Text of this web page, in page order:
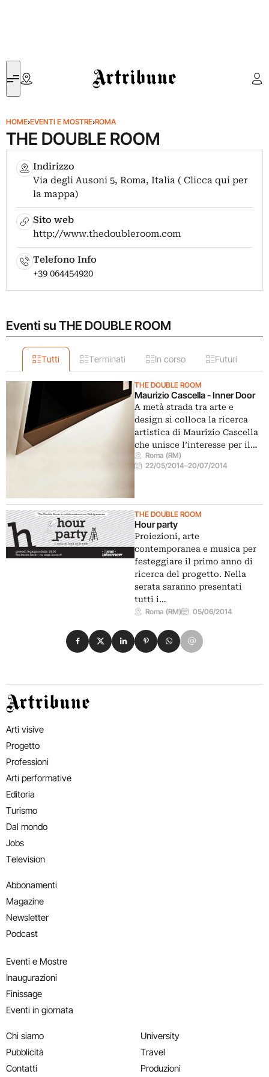
Artribune
HOME›EVENTI E MOSTRE›ROMA
THE DOUBLE ROOM
Indirizzo
Via degli Ausoni 5, Roma, Italia ( Clicca qui per
la mappa)
Sito web
http://www.thedoubleroom.com
Telefono Info
+39 064454920
Eventi su THE DOUBLE ROOM
Tutti Terminati In corso Futuri
THE DOUBLE ROOM
Maurizio Cascella - Inner Door
A metà strada tra arte e
design si colloca la ricerca
artistica di Maurizio Cascella
che unisce l’interesse per il…
Roma (RM)
22/05/2014–20/07/2014
THE DOUBLE ROOM
Hour party
Proiezioni, arte
contemporanea e musica per
festeggiare il primo anno di
ricerca del progetto. Nella
serata saranno presentati
tutti i…
Roma (RM) 05/06/2014
Condividi su Facebook
Condividi su X
Condividi su LinkedIn
Condividi su Pinterest
Condividi su WhatsApp
Condividi su Email
Artribune
Arti visive
Progetto
Professioni
Arti performative
Editoria
Turismo
Dal mondo
Jobs
Television
Abbonamenti
Magazine
Newsletter
Podcast
Eventi e Mostre
Inaugurazioni
Finissage
Eventi in giornata
Chi siamo
Pubblicità
Contatti
University
Travel
Produzioni